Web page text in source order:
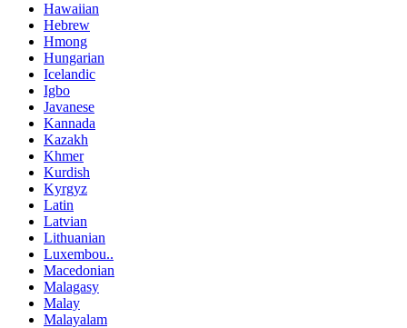
Hawaiian
Hebrew
Hmong
Hungarian
Icelandic
Igbo
Javanese
Kannada
Kazakh
Khmer
Kurdish
Kyrgyz
Latin
Latvian
Lithuanian
Luxembou..
Macedonian
Malagasy
Malay
Malayalam